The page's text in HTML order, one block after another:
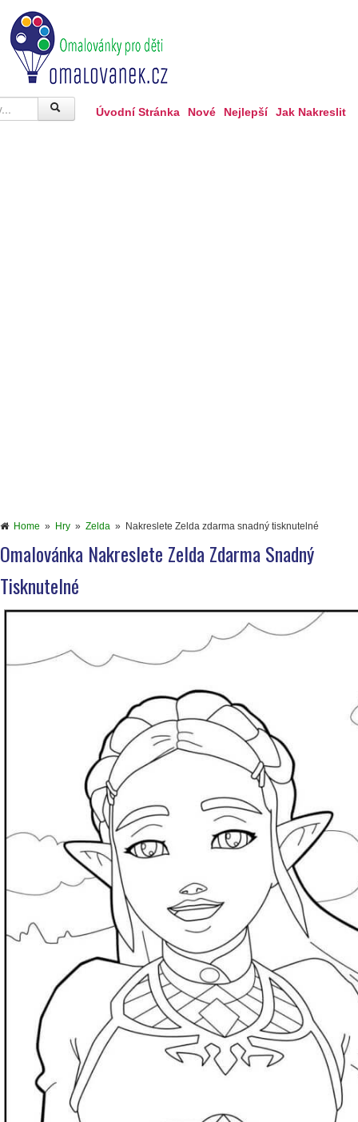
Úvodní Stránka Nové Nejlepší Jak Nakreslit
Home » Hry » Zelda » Nakreslete Zelda zdarma snadný tisknutelné
Omalovánka Nakreslete Zelda Zdarma Snadný
Tisknutelné